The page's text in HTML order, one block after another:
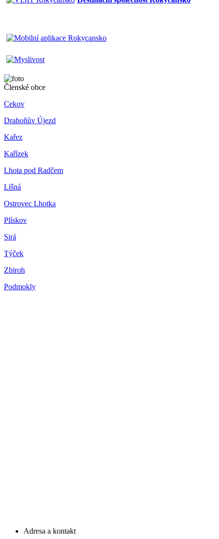
Členské obce
Cekov
Drahoňův Újezd
Kařez
Kařízek
Lhota pod Radčem
Líšná
Ostrovec Lhotka
Plískov
Sirá
Týček
Zbiroh
Podmokly
Adresa a kontakt